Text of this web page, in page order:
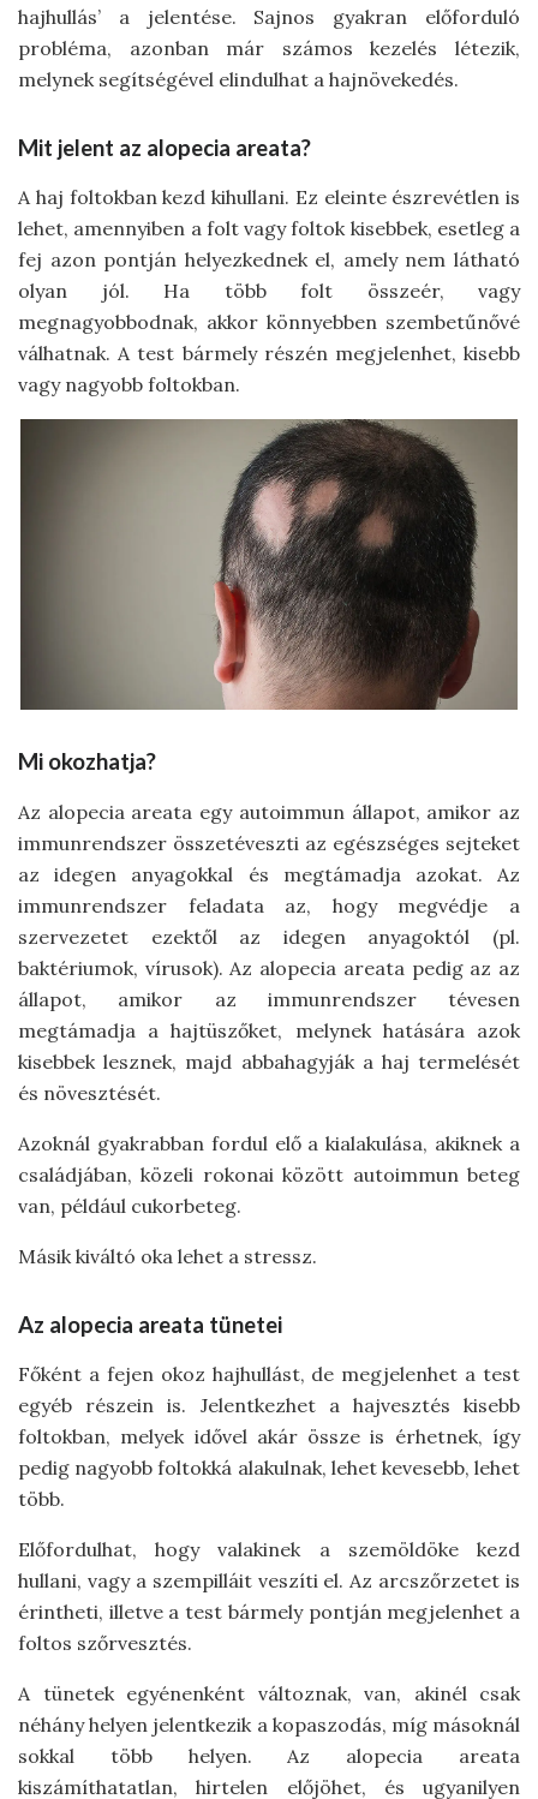
hajhullás’ a jelentése. Sajnos gyakran előforduló
probléma, azonban már számos kezelés létezik,
melynek segítségével elindulhat a hajnövekedés.
Mit jelent az alopecia areata?
A haj foltokban kezd kihullani. Ez eleinte észrevétlen is
lehet, amennyiben a folt vagy foltok kisebbek, esetleg a
fej azon pontján helyezkednek el, amely nem látható
olyan jól. Ha több folt összeér, vagy
megnagyobbodnak, akkor könnyebben szembetűnővé
válhatnak. A test bármely részén megjelenhet, kisebb
vagy nagyobb foltokban.
Mi okozhatja?
Az alopecia areata egy autoimmun állapot, amikor az
immunrendszer összetéveszti az egészséges sejteket
az idegen anyagokkal és megtámadja azokat. Az
immunrendszer feladata az, hogy megvédje a
szervezetet ezektől az idegen anyagoktól (pl.
baktériumok, vírusok). Az alopecia areata pedig az az
állapot, amikor az immunrendszer tévesen
megtámadja a hajtüszőket, melynek hatására azok
kisebbek lesznek, majd abbahagyják a haj termelését
és növesztését.
Azoknál gyakrabban fordul elő a kialakulása, akiknek a
családjában, közeli rokonai között autoimmun beteg
van, például cukorbeteg.
Másik kiváltó oka lehet a stressz.
Az alopecia areata tünetei
Főként a fejen okoz hajhullást, de megjelenhet a test
egyéb részein is. Jelentkezhet a hajvesztés kisebb
foltokban, melyek idővel akár össze is érhetnek, így
pedig nagyobb foltokká alakulnak, lehet kevesebb, lehet
több.
Előfordulhat, hogy valakinek a szemöldöke kezd
hullani, vagy a szempilláit veszíti el. Az arcszőrzetet is
érintheti, illetve a test bármely pontján megjelenhet a
foltos szőrvesztés.
A tünetek egyénenként változnak, van, akinél csak
néhány helyen jelentkezik a kopaszodás, míg másoknál
sokkal több helyen. Az alopecia areata
kiszámíthatatlan, hirtelen előjöhet, és ugyanilyen